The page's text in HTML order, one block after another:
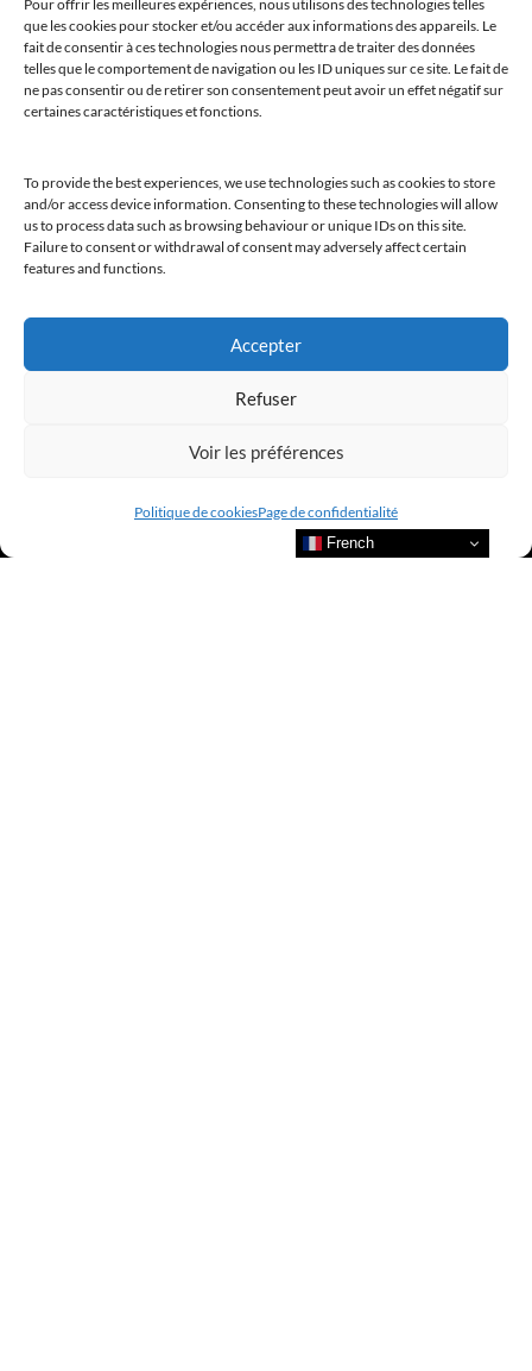
Pour offrir les meilleures expériences, nous utilisons des technologies telles
que les cookies pour stocker et/ou accéder aux informations des appareils. Le
fait de consentir à ces technologies nous permettra de traiter des données
telles que le comportement de navigation ou les ID uniques sur ce site. Le fait de
ne pas consentir ou de retirer son consentement peut avoir un effet négatif sur
certaines caractéristiques et fonctions.
To provide the best experiences, we use technologies such as cookies to store
and/or access device information. Consenting to these technologies will allow
us to process data such as browsing behaviour or unique IDs on this site.
Failure to consent or withdrawal of consent may adversely affect certain
features and functions.
Accepter
Refuser
Voir les préférences
Politique de cookiesPage de confidentialité
@clubamilcar
French